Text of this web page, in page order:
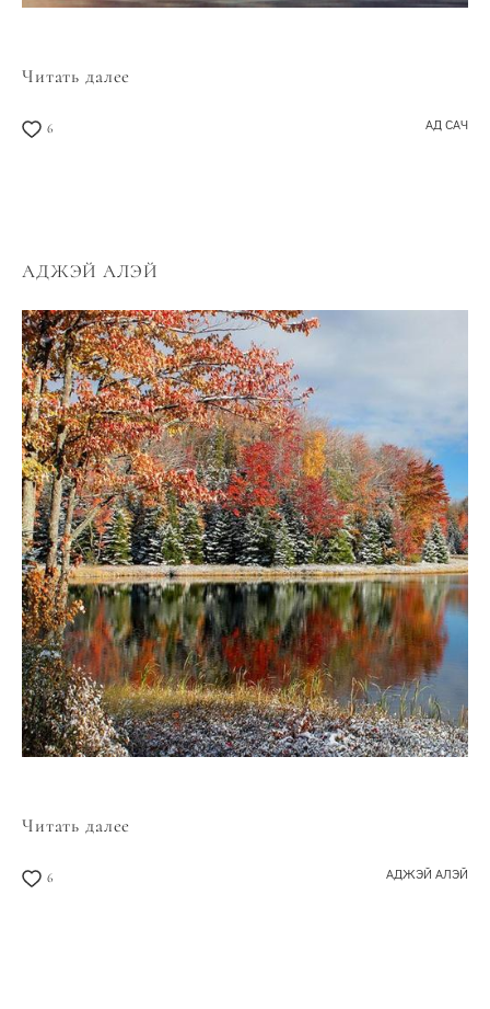
Читать далее
6 АД САЧ
Читать далее
6 АДЖЭЙ АЛЭЙ
АДЖЭЙ АЛЭЙ